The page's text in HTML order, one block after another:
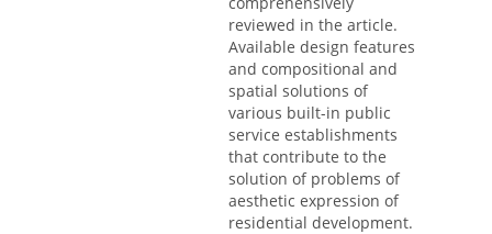
reviewed in the article.
Available design features
and compositional and
spatial solutions of
various built-in public
service establishments
that contribute to the
solution of problems of
aesthetic expression of
residential development.